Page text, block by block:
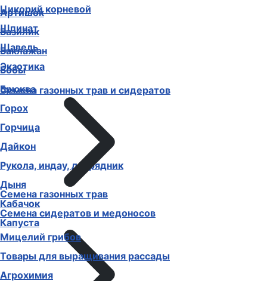
Артишок
Базилик
Баклажан
Бобы
Брюква
Горох
Горчица
Дайкон
Рукола, индау, двурядник
Дыня
Кабачок
Капуста
Цикорий корневой
Шпинат
Щавель
Экзотика
Семена газонных трав и сидератов
Семена газонных трав
Семена сидератов и медоносов
Мицелий грибов
Товары для выращивания рассады
Агрохимия